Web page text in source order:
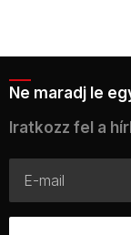
Ne maradj le
Iratkozz fel a